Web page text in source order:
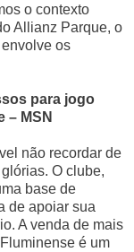
o contexto
Allianz Parque, o
os
para jogo
– MSN
não recordar de
O clube,
base de
de apoiar sua
A venda de mais
é um